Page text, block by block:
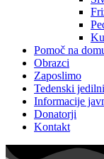
Pomoč na
Obrazci
Zaposlimo
Tedenski
Informacije
Donatorji
Kontakt